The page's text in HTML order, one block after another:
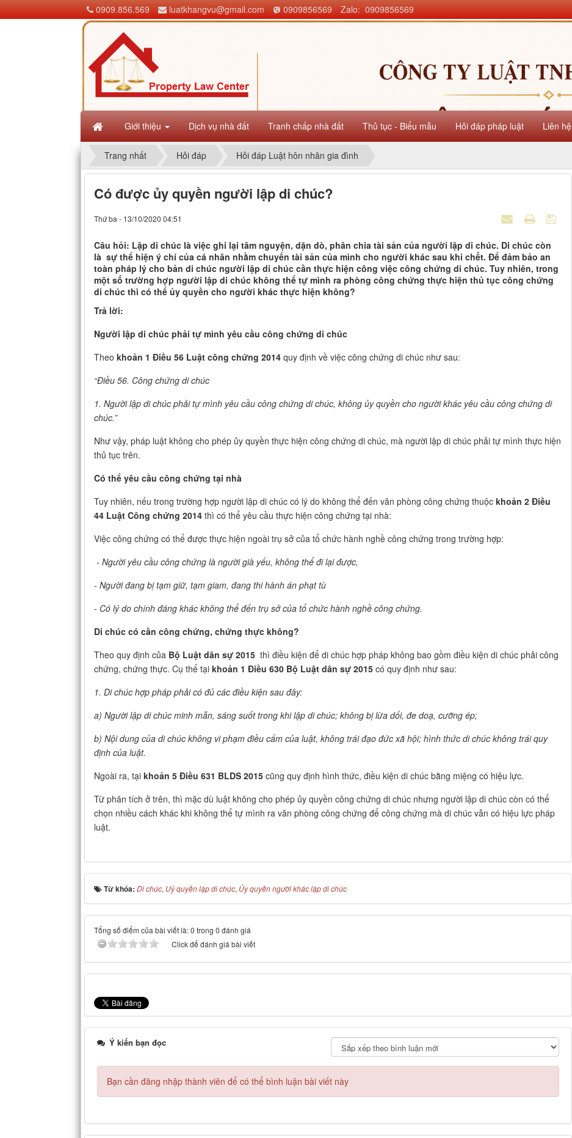
Giới thiệu Dịch vụ nhà đất Tranh chấp nhà đất Thủ tục - Biểu mẫu Hỏi đáp pháp luật Liên hệ
0909.856.569 luatkhangvu@gmail.com 0909856569 Zalo: 0909856569
Trang nhất Hỏi đáp Hỏi đáp Luật hôn nhân gia đình
Có được ủy quyền người lập di chúc?
Thứ ba - 13/10/2020 04:51
Câu hỏi: Lập di chúc là việc ghi lại tâm nguyện, dặn dò, phân chia tài sản của người lập di chúc. Di chúc còn
là sự thể hiện ý chí của cá nhân nhằm chuyển tài sản của mình cho người khác sau khi chết. Để đảm bảo an
toàn pháp lý cho bản di chúc người lập di chúc cần thực hiện công việc công chứng di chúc. Tuy nhiên, trong
một số trường hợp người lập di chúc không thể tự mình ra phòng công chứng thực hiện thủ tục công chứng
di chúc thì có thể ủy quyền cho người khác thực hiện không?
Trả lời:
Người lập di chúc phải tự mình yêu cầu công chứng di chúc
Theo khoản 1 Điều 56 Luật công chứng 2014 quy định về việc công chứng di chúc như sau:
“Điều 56. Công chứng di chúc
1. Người lập di chúc phải tự mình yêu cầu công chứng di chúc, không ủy quyền cho người khác yêu cầu công chứng di
chúc.”
Như vậy, pháp luật không cho phép ủy quyền thực hiện công chứng di chúc, mà người lập di chúc phải tự mình thực hiện
thủ tục trên.
Có thể yêu cầu công chứng tại nhà
Tuy nhiên, nếu trong trường hợp người lập di chúc có lý do không thể đến văn phòng công chứng thuộc khoản 2 Điều
44 Luật Công chứng 2014 thì có thể yêu cầu thực hiện công chứng tại nhà:
Việc công chứng có thể được thực hiện ngoài trụ sở của tổ chức hành nghề công chứng trong trường hợp:
- Người yêu cầu công chứng là người già yếu, không thể đi lại được,
- Người đang bị tạm giữ, tạm giam, đang thi hành án phạt tù
- Có lý do chính đáng khác không thể đến trụ sở của tổ chức hành nghề công chứng.
Di chúc có cần công chứng, chứng thực không?
Theo quy định của Bộ Luật dân sự 2015 thì điều kiện để di chúc hợp pháp không bao gồm điều kiện di chúc phải công
chứng, chứng thực. Cụ thể tại khoản 1 Điều 630 Bộ Luật dân sự 2015 có quy định như sau:
1. Di chúc hợp pháp phải có đủ các điều kiện sau đây:
a) Người lập di chúc minh mẫn, sáng suốt trong khi lập di chúc; không bị lừa dối, đe doạ, cưỡng ép;
b) Nội dung của di chúc không vi phạm điều cấm của luật, không trái đạo đức xã hội; hình thức di chúc không trái quy
định của luật.
Ngoài ra, tại khoản 5 Điều 631 BLDS 2015 cũng quy định hình thức, điều kiện di chúc bằng miệng có hiệu lực.
Từ phân tích ở trên, thì mặc dù luật không cho phép ủy quyền công chứng di chúc nhưng người lập di chúc còn có thể
chọn nhiều cách khác khi không thể tự mình ra văn phòng công chứng để công chứng mà di chúc vẫn có hiệu lực pháp
luật.
Từ khóa: Di chúc, Uỷ quyền lập di chúc, Ủy quyền người khác lập di chúc
Tổng số điểm của bài viết là: 0 trong 0 đánh giá
Click để đánh giá bài viết
Ý kiến bạn đọc
Bạn cần đăng nhập thành viên để có thể bình luận bài viết này